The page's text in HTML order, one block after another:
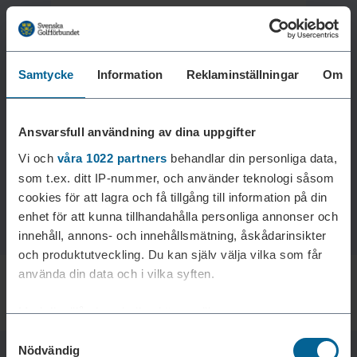
Samtycke Information Reklaminställningar Om
Ansvarsfull användning av dina uppgifter
Vi och våra 1022 partners behandlar din personliga data,
som t.ex. ditt IP-nummer, och använder teknologi såsom
cookies för att lagra och få tillgång till information på din
enhet för att kunna tillhandahålla personliga annonser och
innehåll, annons- och innehållsmätning, åskådarinsikter
och produktutveckling. Du kan själv välja vilka som får
använda din data och i vilka syften.
Med din tillåtelse skulle vi även vilja:
kan ha en noggrannhet på upp till flera meter
Nödvändig
Laddar reklam...